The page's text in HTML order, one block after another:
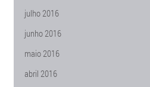
julho 2016
junho 2016
maio 2016
abril 2016